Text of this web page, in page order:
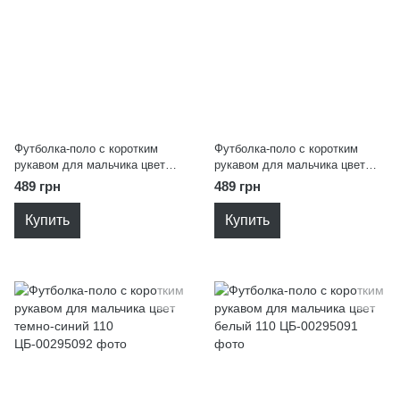
Футболка-поло с коротким
рукавом для мальчика цвет
темно-синий 134
489 грн
Купить
Футболка-поло с коротким
рукавом для мальчика цвет
белый 134
489 грн
Купить